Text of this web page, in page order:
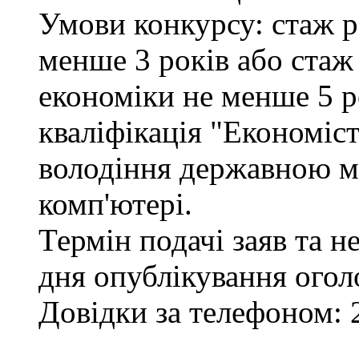
Умови конкурсу: стаж
менше 3 років або
економіки не менше 5
кваліфікація
володіння державною
комп'ютері.
Термін подачі заяв та
дня опублікування
Довідки за телефоном: